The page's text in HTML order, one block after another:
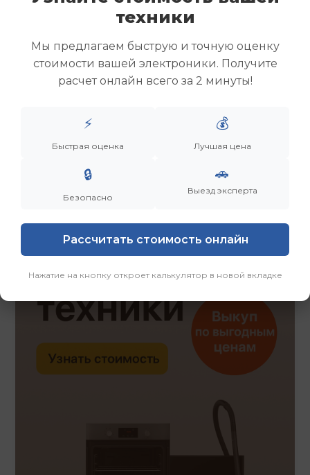
Скупка ноутбуков
Скупка ультрабуков
Скупка игровых ноутбуков
Скупка рабочих ноутбуков
Скупка старых ноутбуков (б/у)
Заказать Смотреть еще
техники
Мы предлагаем быструю и точную оценку
стоимости вашей электроники. Получите
расчет онлайн всего за 2 минуты!
⚡
Быстрая оценка
💰
Лучшая цена
🔒
Безопасно
🚗
Выезд эксперта
Рассчитать стоимость онлайн
Нажатие на кнопку откроет калькулятор в новой вкладке